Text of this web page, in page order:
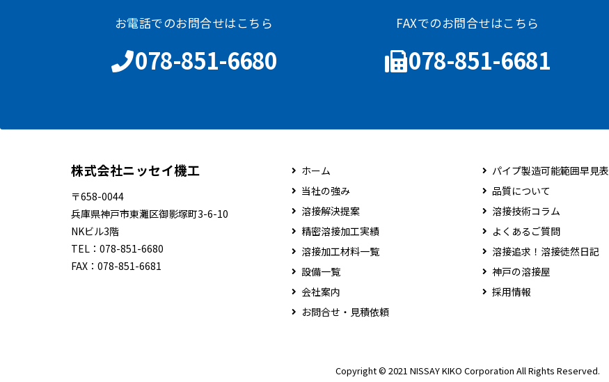
お電話でのお問合せはこちら
078-851-6680
FAXでのお問合せはこちら
078-851-6681
株式会社ニッセイ機工
〒658-0044
兵庫県神戸市東灘区御影塚町3-6-10
NKビル3階
TEL： 078-851-6680
FAX： 078-851-6681
ホーム
当社の強み
溶接解決提案
精密溶接加工実績
溶接加工材料一覧
設備一覧
会社案内
お問合せ・見積依頼
パイプ製造可能範囲早見表
品質について
溶接技術コラム
よくあるご質問
溶接追求！溶接徒然日記
神戸の溶接屋
採用情報
Copyright © 2021 NISSAY KIKO Corporation All Rights Reserved.